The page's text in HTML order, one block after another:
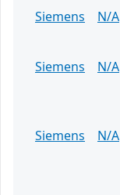
Siemens
N/A
Siemens
N/A
Siemens
N/A